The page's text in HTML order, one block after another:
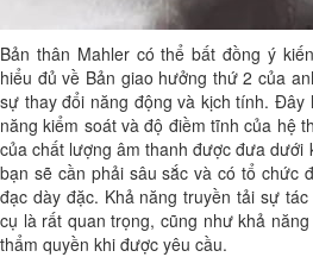
Bản thân Mahler có thể bất đồng ý
hiểu đủ về Bản giao hưởng thứ 2 của
sự thay đổi năng động và kịch tính.
năng kiểm soát và độ điềm tĩnh của hệ
của chất lượng âm thanh được đưa dưới
bạn sẽ cần phải sâu sắc và có tổ chức
đạc dày đặc. Khả năng truyền tải sự
cụ là rất quan trọng, cũng như khả
thẩm quyền khi được yêu cầu.